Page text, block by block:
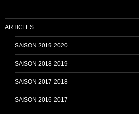
o
h
ARTICLES
SAISON 2019-2020
SAISON 2018-2019
SAISON 2017-2018
SAISON 2016-2017